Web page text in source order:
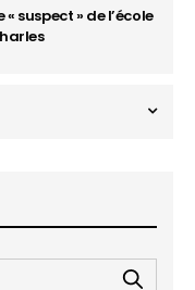
suspect » de l’école